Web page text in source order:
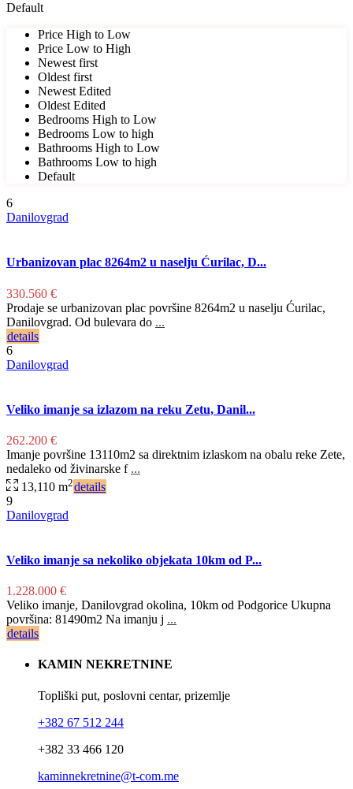
Default
Price High to Low
Price Low to High
Newest first
Oldest first
Newest Edited
Oldest Edited
Bedrooms High to Low
Bedrooms Low to high
Bathrooms High to Low
Bathrooms Low to high
Default
6
Danilovgrad
Urbanizovan plac 8264m2 u naselju Ćurilac, D...
330.560 €
Prodaje se urbanizovan plac površine 8264m2 u naselju Ćurilac,
Danilovgrad. Od bulevara do ...
details
6
Danilovgrad
Veliko imanje sa izlazom na reku Zetu, Danil...
262.200 €
Imanje površine 13110m2 sa direktnim izlaskom na obalu reke Zete,
nedaleko od živinarske f ...
13,110 m2details
9
Danilovgrad
Veliko imanje sa nekoliko objekata 10km od P...
1.228.000 €
Veliko imanje, Danilovgrad okolina, 10km od Podgorice Ukupna
površina: 81490m2 Na imanju j ...
details
KAMIN NEKRETNINE
Topliški put, poslovni centar, prizemlje
+382 67 512 244
+382 33 466 120
kaminnekretnine@t-com.me